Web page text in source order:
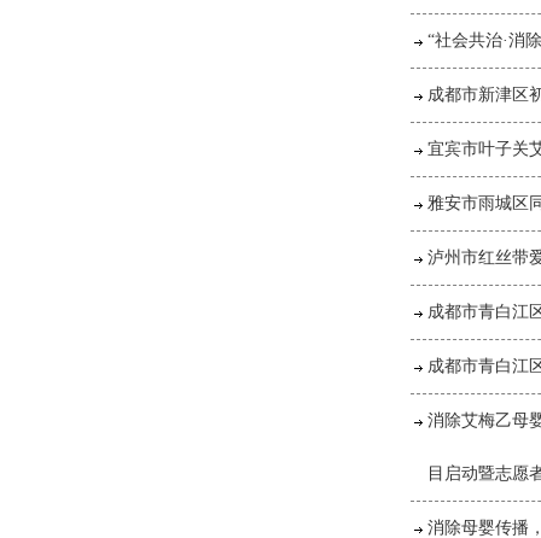
“社会共治·消
成都市新津区
宜宾市叶子关
雅安市雨城区
泸州市红丝带
成都市青白江
成都市青白江
消除艾梅乙母
目启动暨志愿
消除母婴传播